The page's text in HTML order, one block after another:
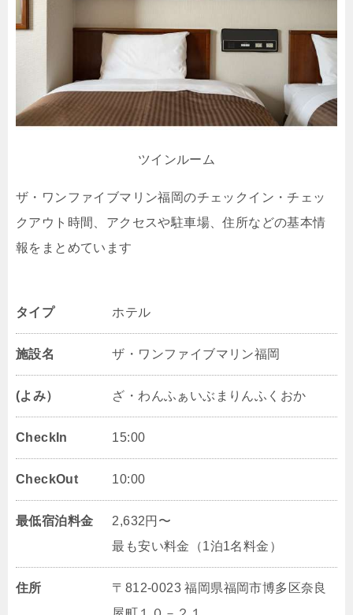
ツインルーム
ザ・ワンファイブマリン福岡のチェックイン・チェッ
クアウト時間、アクセスや駐車場、住所などの基本情
報をまとめています
タイプ ホテル
施設名 ザ・ワンファイブマリン福岡
(よみ） ざ・わんふぁいぶまりんふくおか
CheckIn 15:00
CheckOut 10:00
最低宿泊料金
2,632円〜
最も安い料金（1泊1名料金）
住所
〒812-0023 福岡県福岡市博多区奈良